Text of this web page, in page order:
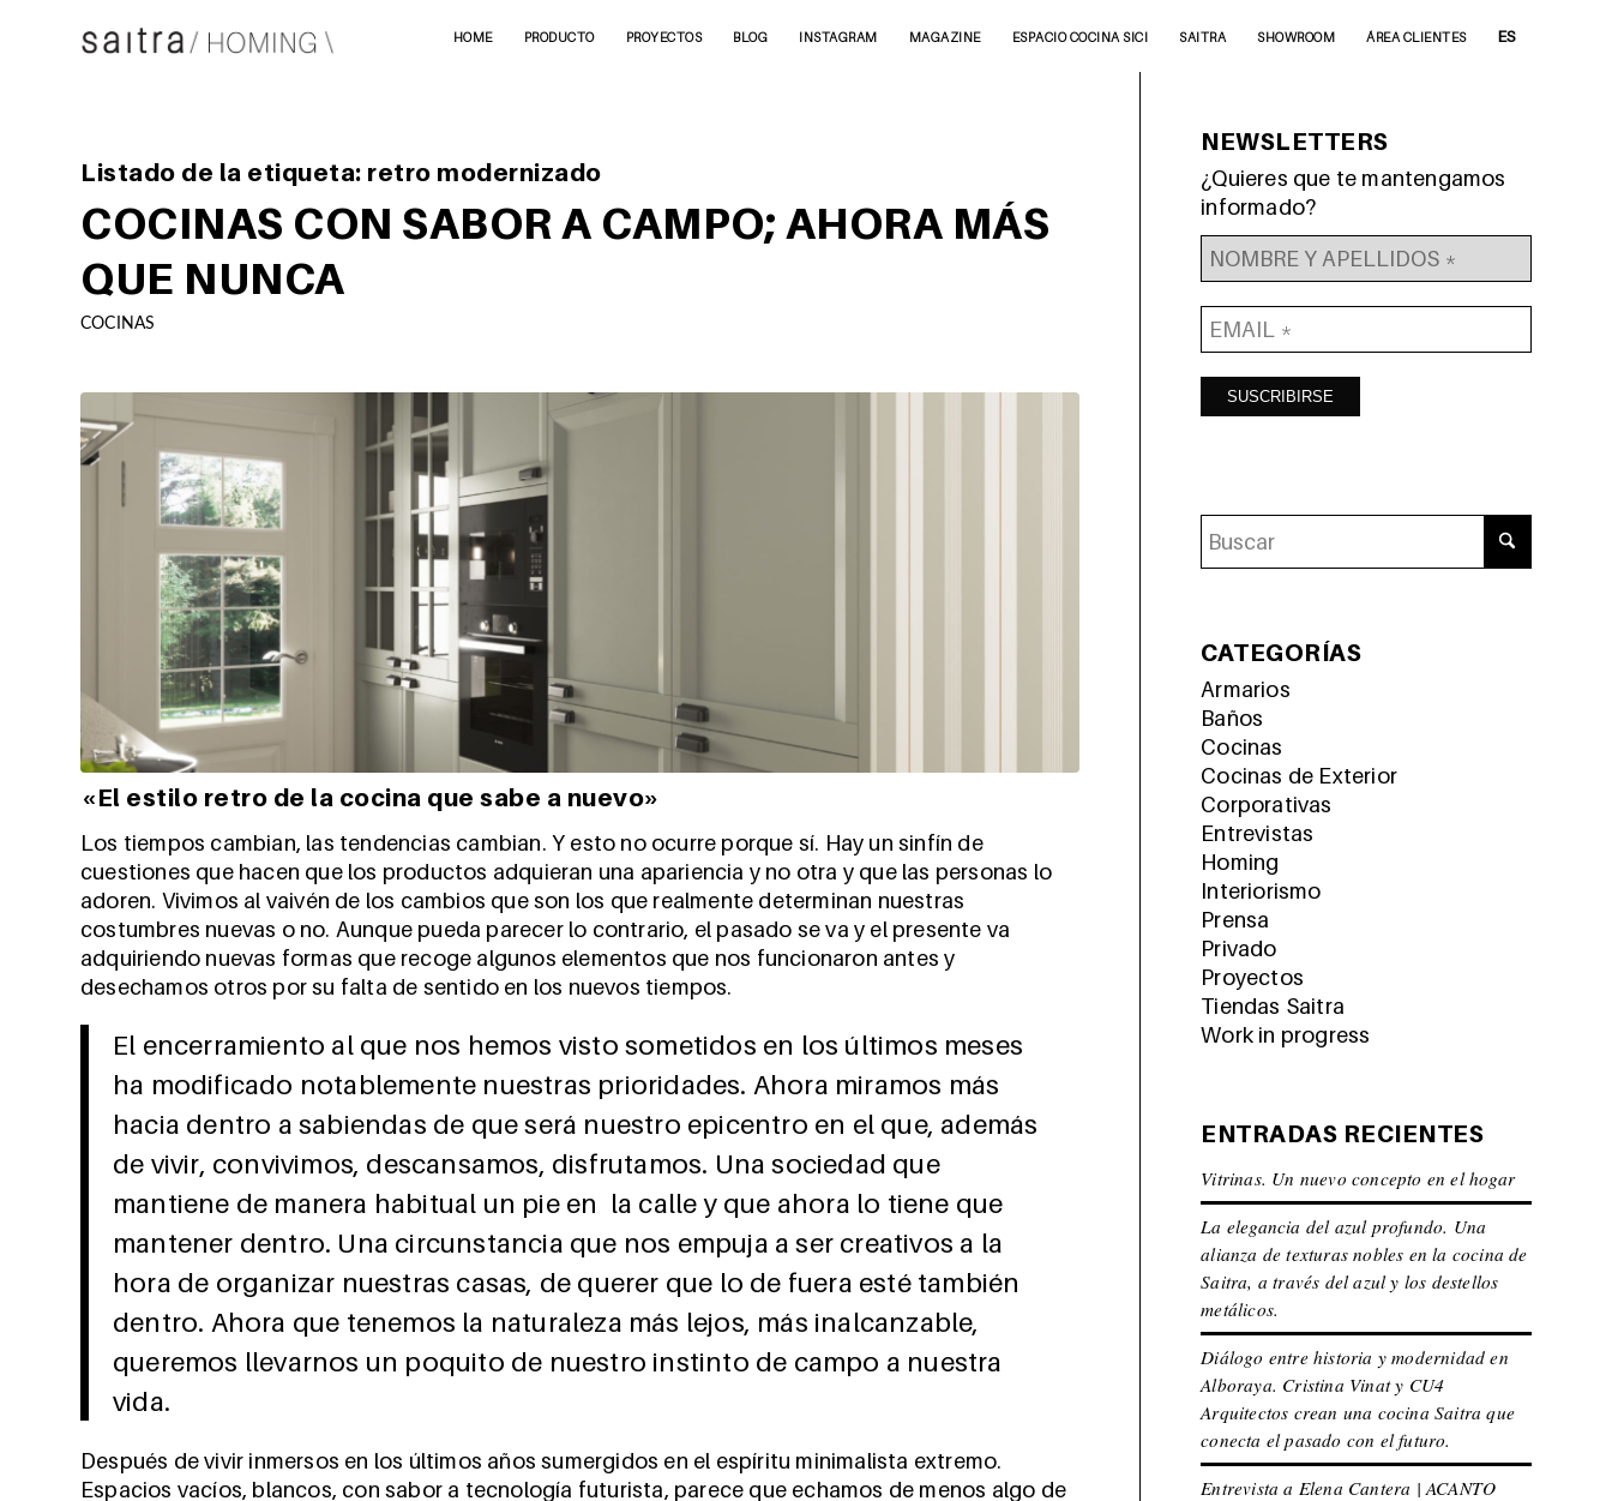
HOME PRODUCTO PROYECTOS BLOG INSTAGRAM MAGAZINE ESPACIO COCINA SICI SAITRA SHOWROOM ÁREA CLIENTES ES
Listado de la etiqueta: retro modernizado
COCINAS CON SABOR A CAMPO; AHORA MÁS
QUE NUNCA
COCINAS
«El estilo retro de la cocina que sabe a nuevo»
Los tiempos cambian, las tendencias cambian. Y esto no ocurre porque sí. Hay un sinfín de
cuestiones que hacen que los productos adquieran una apariencia y no otra y que las personas lo
adoren. Vivimos al vaivén de los cambios que son los que realmente determinan nuestras
costumbres nuevas o no. Aunque pueda parecer lo contrario, el pasado se va y el presente va
adquiriendo nuevas formas que recoge algunos elementos que nos funcionaron antes y
desechamos otros por su falta de sentido en los nuevos tiempos.
El encerramiento al que nos hemos visto sometidos en los últimos meses
ha modificado notablemente nuestras prioridades. Ahora miramos más
hacia dentro a sabiendas de que será nuestro epicentro en el que, además
de vivir, convivimos, descansamos, disfrutamos. Una sociedad que
mantiene de manera habitual un pie en la calle y que ahora lo tiene que
mantener dentro. Una circunstancia que nos empuja a ser creativos a la
hora de organizar nuestras casas, de querer que lo de fuera esté también
dentro. Ahora que tenemos la naturaleza más lejos, más inalcanzable,
queremos llevarnos un poquito de nuestro instinto de campo a nuestra
vida.
Después de vivir inmersos en los últimos años sumergidos en el espíritu minimalista extremo.
Espacios vacíos, blancos, con sabor a tecnología futurista, parece que echamos de menos algo de
NEWSLETTERS
¿Quieres que te mantengamos
informado?
CATEGORÍAS
Armarios
Baños
Cocinas
Cocinas de Exterior
Corporativas
Entrevistas
Homing
Interiorismo
Prensa
Privado
Proyectos
Tiendas Saitra
Work in progress
ENTRADAS RECIENTES
Vitrinas. Un nuevo concepto en el hogar
La elegancia del azul profundo. Una
alianza de texturas nobles en la cocina de
Saitra, a través del azul y los destellos
metálicos.
Diálogo entre historia y modernidad en
Alboraya. Cristina Vinat y CU4
Arquitectos crean una cocina Saitra que
conecta el pasado con el futuro.
Entrevista a Elena Cantera | ACANTO